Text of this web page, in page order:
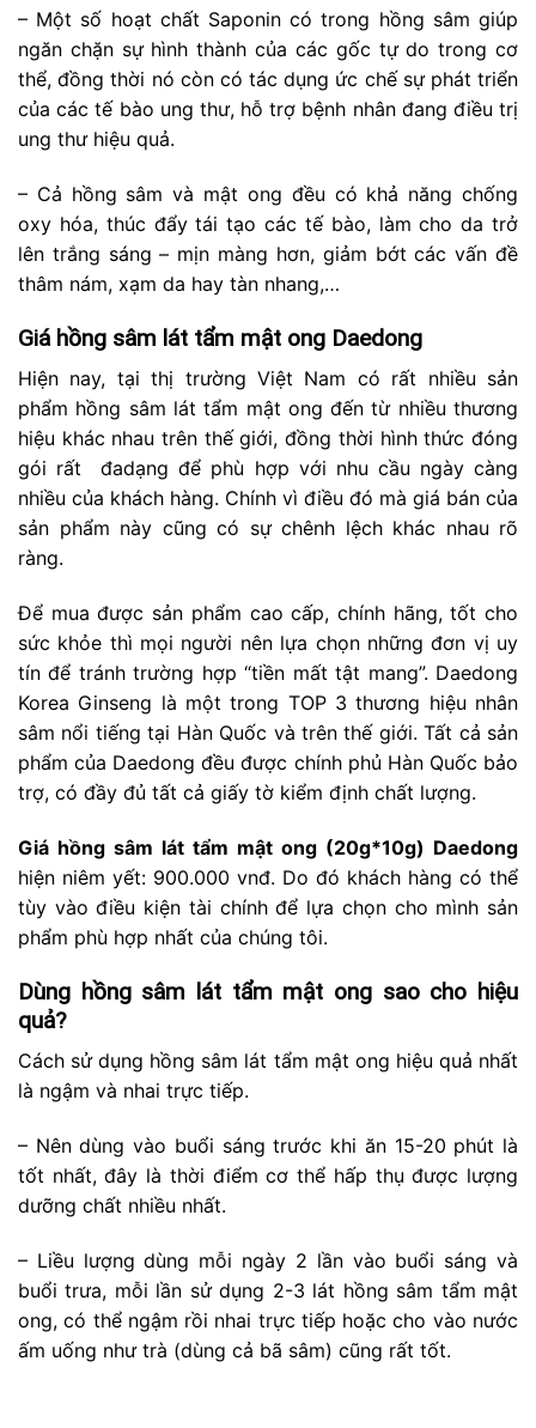
– Một số hoạt chất Saponin có trong hồng sâm giúp
ngăn chặn sự hình thành của các gốc tự do trong cơ
thể, đồng thời nó còn có tác dụng ức chế sự phát triển
của các tế bào ung thư, hỗ trợ bệnh nhân đang điều trị
ung thư hiệu quả.
– Cả hồng sâm và mật ong đều có khả năng chống
oxy hóa, thúc đẩy tái tạo các tế bào, làm cho da trở
lên trắng sáng – mịn màng hơn, giảm bớt các vấn đề
thâm nám, xạm da hay tàn nhang,…
Giá hồng sâm lát tẩm mật ong Daedong
Hiện nay, tại thị trường Việt Nam có rất nhiều sản
phẩm hồng sâm lát tẩm mật ong đến từ nhiều thương
hiệu khác nhau trên thế giới, đồng thời hình thức đóng
gói rất đadạng để phù hợp với nhu cầu ngày càng
nhiều của khách hàng. Chính vì điều đó mà giá bán của
sản phẩm này cũng có sự chênh lệch khác nhau rõ
ràng.
Để mua được sản phẩm cao cấp, chính hãng, tốt cho
sức khỏe thì mọi người nên lựa chọn những đơn vị uy
tín để tránh trường hợp “tiền mất tật mang”. Daedong
Korea Ginseng là một trong TOP 3 thương hiệu nhân
sâm nổi tiếng tại Hàn Quốc và trên thế giới. Tất cả sản
phẩm của Daedong đều được chính phủ Hàn Quốc bảo
trợ, có đầy đủ tất cả giấy tờ kiểm định chất lượng.
Giá hồng sâm lát tẩm mật ong (20g*10g) Daedong
hiện niêm yết: 900.000 vnđ. Do đó khách hàng có thể
tùy vào điều kiện tài chính để lựa chọn cho mình sản
phẩm phù hợp nhất của chúng tôi.
Dùng hồng sâm lát tẩm mật ong sao cho hiệu
quả?
Cách sử dụng hồng sâm lát tẩm mật ong hiệu quả nhất
là ngậm và nhai trực tiếp.
– Nên dùng vào buổi sáng trước khi ăn 15-20 phút là
tốt nhất, đây là thời điểm cơ thể hấp thụ được lượng
dưỡng chất nhiều nhất.
– Liều lượng dùng mỗi ngày 2 lần vào buổi sáng và
buổi trưa, mỗi lần sử dụng 2-3 lát hồng sâm tẩm mật
ong, có thể ngậm rồi nhai trực tiếp hoặc cho vào nước
ấm uống như trà (dùng cả bã sâm) cũng rất tốt.